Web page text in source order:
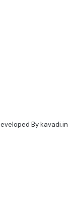
Bykavadi.in